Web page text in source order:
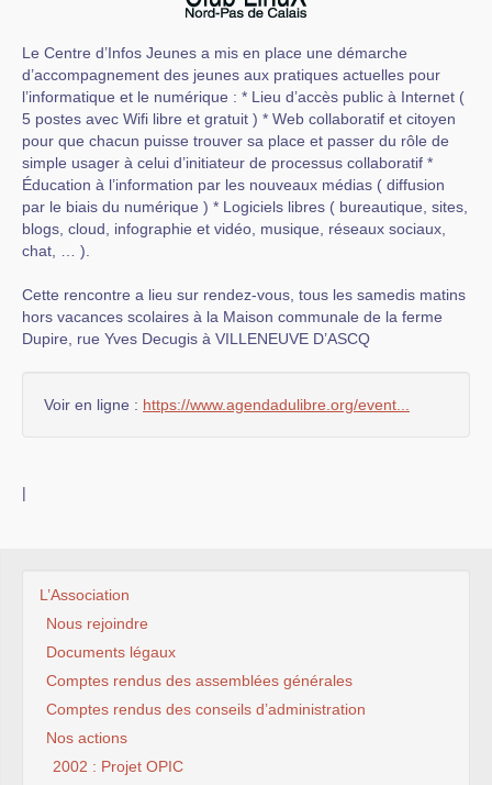
Le Centre d’Infos Jeunes a mis en place une démarche
d’accompagnement des jeunes aux pratiques actuelles pour
l’informatique et le numérique : * Lieu d’accès public à Internet (
5 postes avec Wifi libre et gratuit ) * Web collaboratif et citoyen
pour que chacun puisse trouver sa place et passer du rôle de
simple usager à celui d’initiateur de processus collaboratif *
Éducation à l’information par les nouveaux médias ( diffusion
par le biais du numérique ) * Logiciels libres ( bureautique, sites,
blogs, cloud, infographie et vidéo, musique, réseaux sociaux,
chat, … ).
Cette rencontre a lieu sur rendez-vous, tous les samedis matins
hors vacances scolaires à la Maison communale de la ferme
Dupire, rue Yves Decugis à VILLENEUVE D’ASCQ
Voir en ligne : https://www.agendadulibre.org/event...
|
L’Association
Nous rejoindre
Documents légaux
Comptes rendus des assemblées générales
Comptes rendus des conseils d’administration
Nos actions
2002 : Projet OPIC